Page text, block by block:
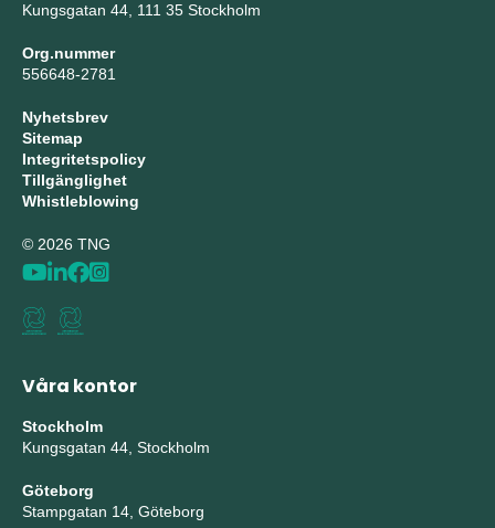
Kungsgatan 44, 111 35 Stockholm
Org.nummer
556648-2781
Nyhetsbrev
Sitemap
Integritetspolicy
Tillgänglighet
Whistleblowing
© 2026 TNG
Våra kontor
Stockholm
Kungsgatan 44, Stockholm
Göteborg
Stampgatan 14, Göteborg